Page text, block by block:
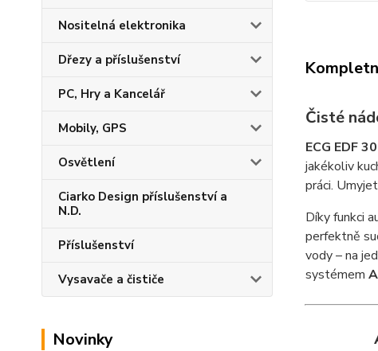
Nositelná elektronika
Dřezy a příslušenství
PC, Hry a Kancelář
Mobily, GPS
Osvětlení
Ciarko Design příslušenství a
N.D.
Příslušenství
Vysavače a čističe
Novinky
Čisté
ECG EDF
jakékoliv
práci.
Díky funkci
perfektně
vody – na
systémem